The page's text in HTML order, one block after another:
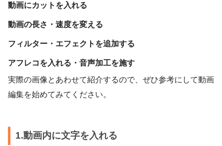
動画にカットを入れる
動画の長さ・速度を変える
フィルター・エフェクトを追加する
アフレコを入れる・音声加工を施す
実際の画像とあわせて紹介するので、ぜひ参考にして動画
編集を始めてみてください。
1.動画内に文字を入れる